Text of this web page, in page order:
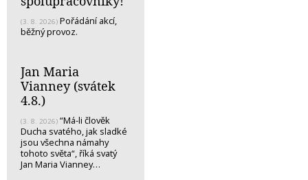
(3. 8. 2026) Pořádání akcí,
běžný provoz.
Jan Maria
Vianney (svátek
4.8.)
(3. 8. 2026) “Má-li člověk
Ducha svatého, jak sladké
jsou všechna námahy
tohoto světa“, říká svatý
Jan Maria Vianney…